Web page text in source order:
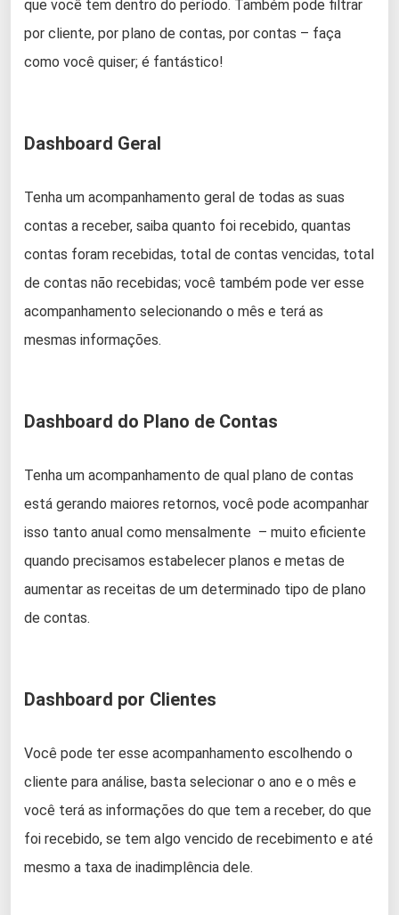
que você tem dentro do período. Também pode filtrar
por cliente, por plano de contas, por contas – faça
como você quiser; é fantástico!
Dashboard Geral
Tenha um acompanhamento geral de todas as suas
contas a receber, saiba quanto foi recebido, quantas
contas foram recebidas, total de contas vencidas, total
de contas não recebidas; você também pode ver esse
acompanhamento selecionando o mês e terá as
mesmas informações.
Dashboard do Plano de Contas
Tenha um acompanhamento de qual plano de contas
está gerando maiores retornos, você pode acompanhar
isso tanto anual como mensalmente – muito eficiente
quando precisamos estabelecer planos e metas de
aumentar as receitas de um determinado tipo de plano
de contas.
Dashboard por Clientes
Você pode ter esse acompanhamento escolhendo o
cliente para análise, basta selecionar o ano e o mês e
você terá as informações do que tem a receber, do que
foi recebido, se tem algo vencido de recebimento e até
mesmo a taxa de inadimplência dele.